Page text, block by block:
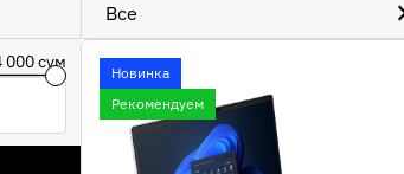
000сум
Все
Новинка
Рекомендуем